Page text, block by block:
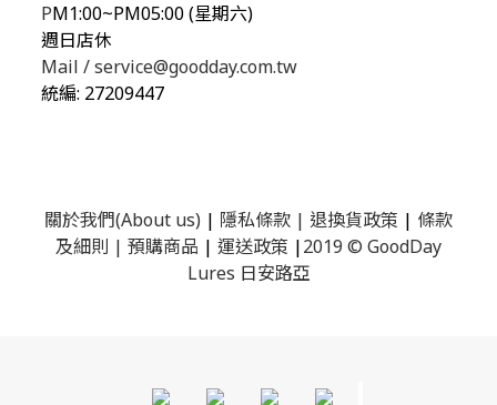
PM1:00~PM05:00 (星期六)
週日店休
Mail / service@goodday.com.tw
統編: 27209447
關於我們(About us) | 隱私條款 | 退換貨政策 | 條款
及細則 | 預購商品 | 運送政策 |2019 © GoodDay
Lures 日安路亞